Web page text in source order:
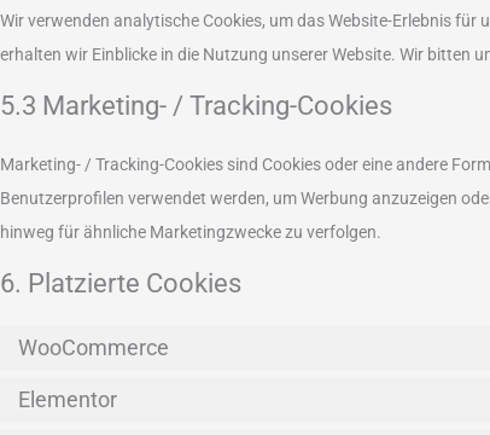
Wir verwenden analytische Cookies, um das Website-Erlebnis
erhalten wir Einblicke in die Nutzung unserer Website. Wir bitten
5.3 Marketing- / Tracking-Cookies
Marketing- / Tracking-Cookies sind Cookies oder eine andere
Benutzerprofilen verwendet werden, um Werbung anzuzeigen
hinweg für ähnliche Marketingzwecke zu verfolgen.
6. Platzierte Cookies
WooCommerce
Elementor